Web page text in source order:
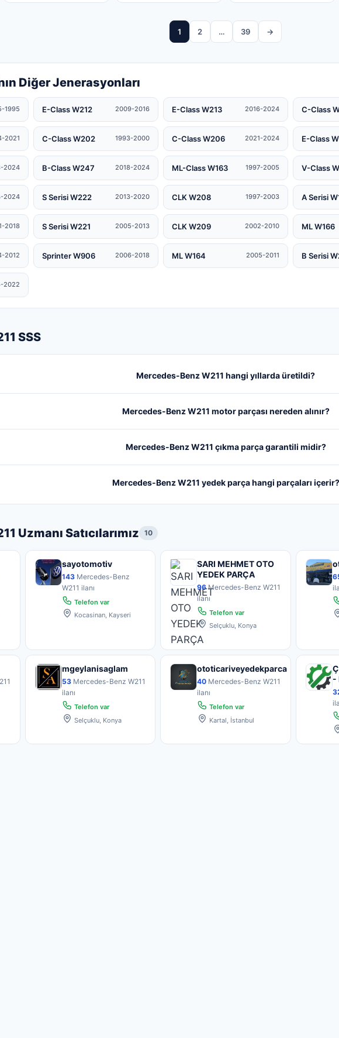
1 2 … 39 →
Diğer Jenerasyonları
1995 E-Class W212 2009-2016 E-Class W213 2016-2024 C-Class
2021 C-Class W202 1993-2000 C-Class W206 2021-2024 E-Class
2024 B-Class W247 2018-2024 ML-Class W163 1997-2005 V-Class
2024 S Serisi W222 2013-2020 CLK W208 1997-2003 A Serisi
2018 S Serisi W221 2005-2013 CLK W209 2002-2010 ML W166
2012 Sprinter W906 2006-2018 ML W164 2005-2011 B Serisi
2022
SSS
Mercedes-Benz W211 hangi yıllarda üretildi?
Mercedes-Benz W211 motor parçası nereden alınır?
Mercedes-Benz W211 çıkma parça garantili midir?
Mercedes-Benz W211 yedek parça hangi parçaları içerir?
Uzmanı Satıcılarımız 10
sayotomotiv
143 Mercedes-Benz
W211 ilanı
Telefon var
Kocasinan, Kayseri
SARI MEHMET OTO
YEDEK PARÇA
96Mercedes-Benz W211
ilanı
Telefon var
Selçuklu, Konya
mgeylanisaglam
53 Mercedes-Benz W211
ilanı
Telefon var
Selçuklu, Konya
ototicariveyedekparca
40 Mercedes-Benz W211
ilanı
Telefon var
Kartal, İstanbul
-